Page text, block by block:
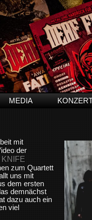
MEDIA
mit
der
KNIFE
zum Quartett
uns mit
dem ersten
demnächst
dazu auch ein
viel